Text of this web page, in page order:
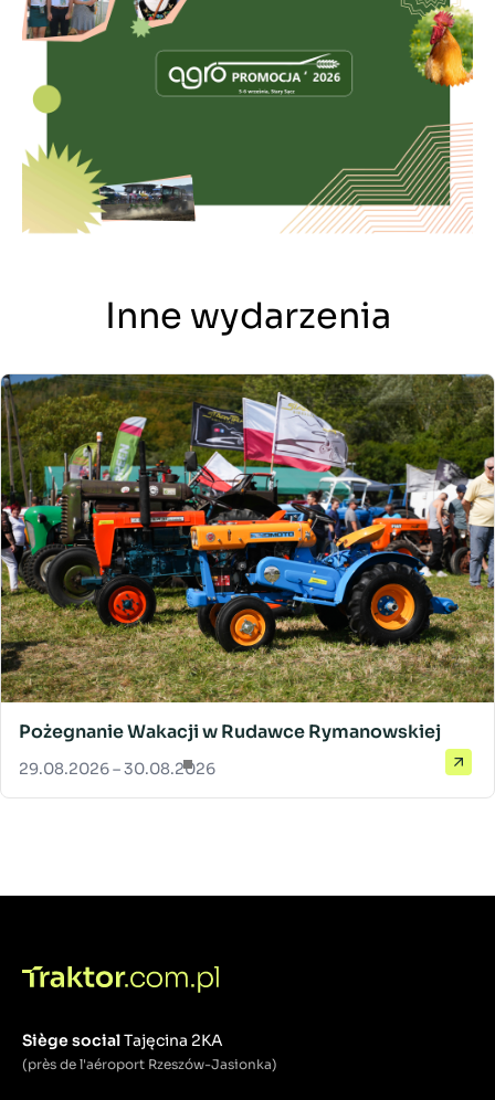
Inne wydarzenia
Pożegnanie Wakacji w Rudawce Rymanowskiej
29.08.2026 – 30.08.2026
Siège socialTajęcina 2KA
(près de l'aéroport Rzeszów-Jasionka)